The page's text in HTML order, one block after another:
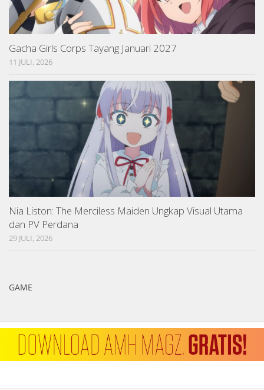
Gacha Girls Corps Tayang Januari 2027
11 JULI, 2026
Nia Liston: The Merciless Maiden Ungkap Visual Utama
dan PV Perdana
29 JULI, 2026
GAME